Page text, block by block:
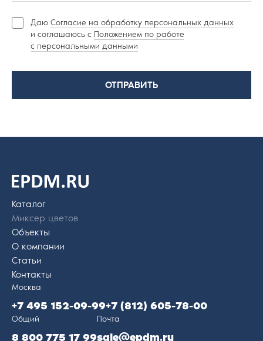
Даю Согласие на обработку персональных данных
и соглашаюсь c Положением по работе
с персональными данными
ОТПРАВИТЬ
На главную
страницу
Каталог
Миксер цветов
Объекты
О компании
Статьи
Контакты
Москва
+7 495 152-09-99+7 (812) 605-78-00
Общий
8 800 775 17 99
Почта
sale@epdm.ru